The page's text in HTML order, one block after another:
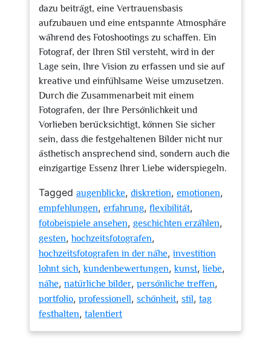
dazu beiträgt, eine Vertrauensbasis
aufzubauen und eine entspannte Atmosphäre
während des Fotoshootings zu schaffen. Ein
Fotograf, der Ihren Stil versteht, wird in der
Lage sein, Ihre Vision zu erfassen und sie auf
kreative und einfühlsame Weise umzusetzen.
Durch die Zusammenarbeit mit einem
Fotografen, der Ihre Persönlichkeit und
Vorlieben berücksichtigt, können Sie sicher
sein, dass die festgehaltenen Bilder nicht nur
ästhetisch ansprechend sind, sondern auch die
einzigartige Essenz Ihrer Liebe widerspiegeln.
Tagged augenblicke, diskretion, emotionen,
empfehlungen, erfahrung, flexibilität,
fotobeispiele ansehen, geschichten erzählen,
gesten,hochzeitsfotografen,
hochzeitsfotografen in der nähe, investition
lohnt sich,kundenbewertungen,kunst,liebe,
nähe, natürliche bilder, persönliche treffen,
portfolio, professionell, schönheit, stil, tag
festhalten, talentiert